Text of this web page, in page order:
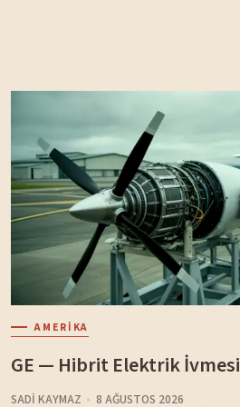
AMERIKA
GE — Hibrit Elektrik İvmesi
SADI KAYMAZ 8 AĞUSTOS 2026